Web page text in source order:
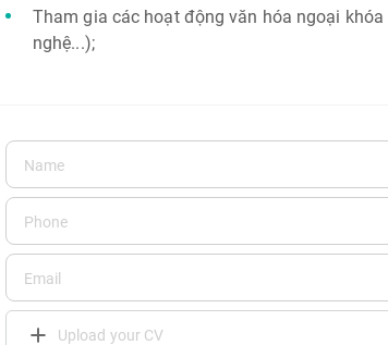
Tham gia các hoạt động văn hóa ngoại
nghệ...);
Upload your CV